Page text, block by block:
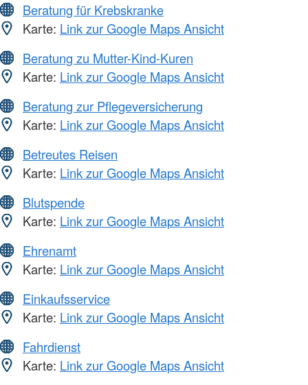
Beratung für Krebskranke
Karte: Link zur Google Maps Ansicht
Beratung zu Mutter-Kind-Kuren
Karte: Link zur Google Maps Ansicht
Beratung zur Pflegeversicherung
Karte: Link zur Google Maps Ansicht
Betreutes Reisen
Karte: Link zur Google Maps Ansicht
Blutspende
Karte: Link zur Google Maps Ansicht
Ehrenamt
Karte: Link zur Google Maps Ansicht
Einkaufsservice
Karte: Link zur Google Maps Ansicht
Fahrdienst
Karte: Link zur Google Maps Ansicht